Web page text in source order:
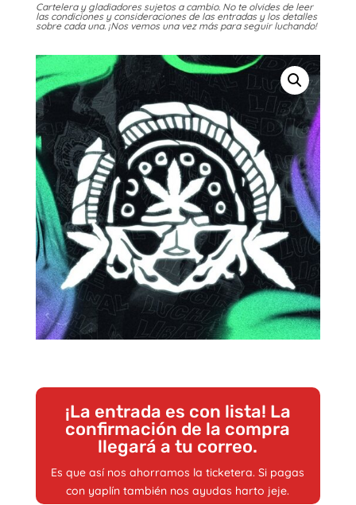
Cartelera y gladiadores sujetos a cambio. No te olvides de leer
las condiciones y consideraciones de las entradas y los detalles
sobre cada una. ¡Nos vemos una vez más para seguir luchando!
¡La entrada es con lista! La
confirmación de la compra
llegará a tu correo.
Es que así nos ahorramos la ticketera. Si pagas
con yaplín también nos ayudas harto jeje.